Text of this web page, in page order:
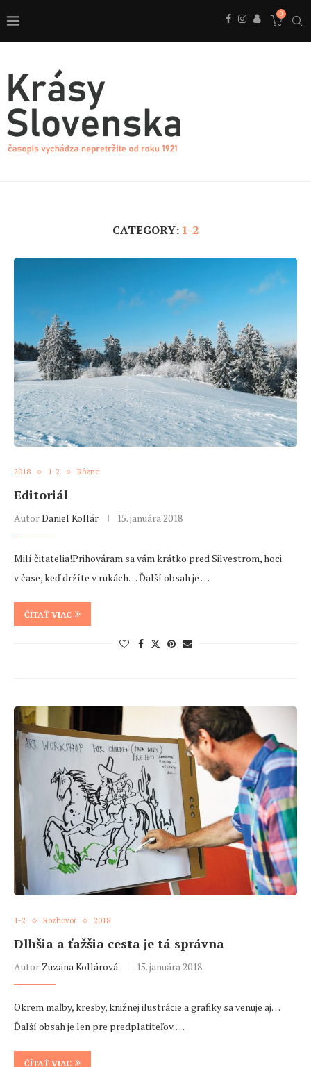
0
CATEGORY: 1-2
2018 1-2 Rôzne
Editoriál
AutorDaniel Kollár 15. januára 2018
Milí čitatelia!Prihováram sa vám krátko pred Silvestrom, hoci
v čase, keď držíte v rukách… Ďalší obsah je …
ČÍTAŤ VIAC
1-2 Rozhovor 2018
Dlhšia a ťažšia cesta je tá správna
Autor Zuzana Kollárová 15. januára 2018
Okrem maľby, kresby, knižnej ilustrácie a grafiky sa venuje aj…
Ďalší obsah je len pre predplatiteľov. …
ČÍTAŤ VIAC